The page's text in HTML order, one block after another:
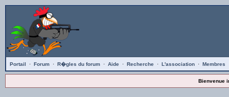
Portail · Forum · R�gles du forum · Aide · Recherche · L'association · Membres
Bienvenue